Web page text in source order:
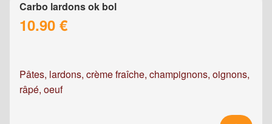
Carbo lardons ok bol
10.90 €
Pâtes, lardons, crème fraîche, champignons, oignons,
râpé, oeuf